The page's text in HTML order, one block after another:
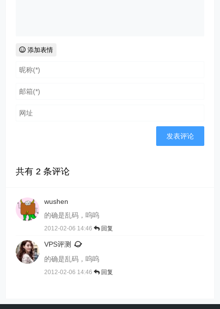
添加表情
共有2 条评论
wushen
的确是乱码，呜呜
2012-02-06 14:46 回复
VPS评测
的确是乱码，呜呜
2012-02-06 14:46 回复